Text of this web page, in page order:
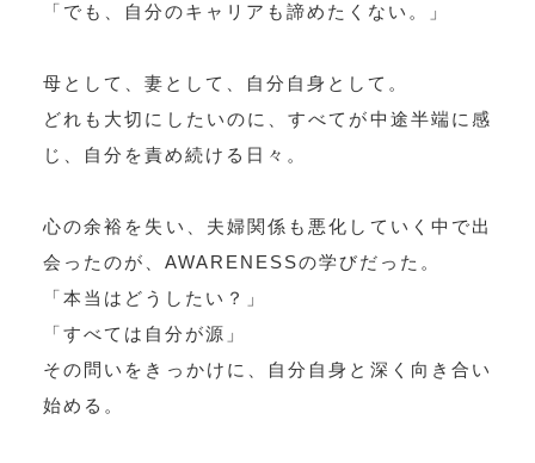
「でも、自分のキャリアも諦めたくない。」
母として、妻として、自分自身として。
どれも大切にしたいのに、すべてが中途半端に感
じ、自分を責め続ける日々。
心の余裕を失い、夫婦関係も悪化していく中で出
会ったのが、AWARENESSの学びだった。
「本当はどうしたい？」
「すべては自分が源」
その問いをきっかけに、自分自身と深く向き合い
始める。